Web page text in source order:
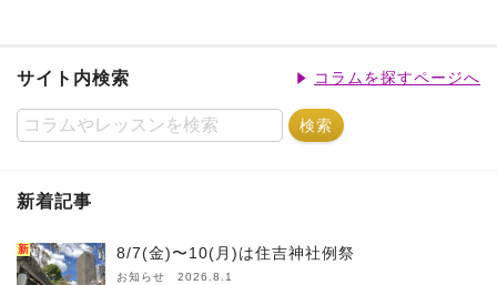
サイト内検索 コラムを探すページへ
新着記事
新 8/7(金)〜10(月)は住吉神社例祭
お知らせ 2026.8.1